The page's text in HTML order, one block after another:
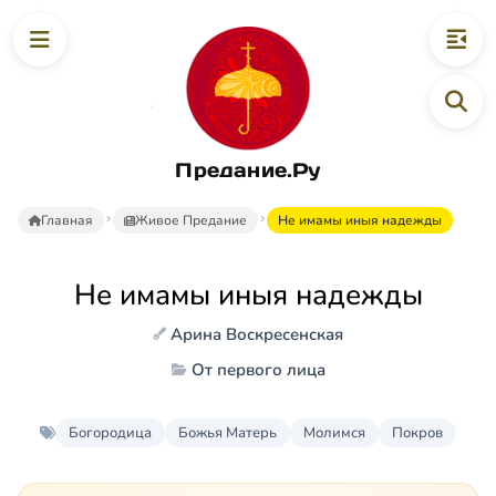
Предание.Ру
Главная Живое Предание Не имамы иныя надежды
Не имамы иныя надежды
Арина Воскресенская
От первого лица
Богородица Божья Матерь Молимся Покров